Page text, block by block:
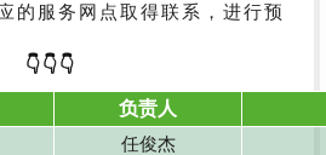
的服务网点取得联系，进行预
👇👇👇
负责人
任俊杰